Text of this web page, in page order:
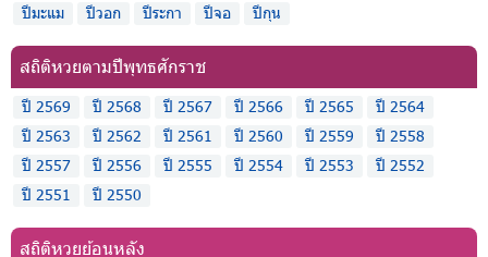
ปีมะแม
ปีวอก ปีระกา ปีจอ ปีกุน
สถิติหวยตามปีพุทธศักราช
ปี 2569 ปี 2568 ปี 2567 ปี 2566 ปี 2565
ปี 2564
ปี 2563
ปี 2562 ปี 2561 ปี 2560 ปี 2559
ปี 2558
ปี 2557
ปี 2556 ปี 2555 ปี 2554 ปี 2553
ปี 2552
ปี 2551
ปี 2550
สถิติหวยย้อนหลัง